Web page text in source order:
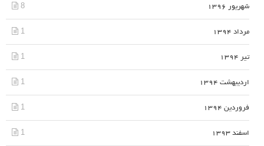
شهریور 1396 8
مرداد 1394 1
تیر 1394 1
اردیبهشت 1394 1
فروردین 1394 1
اسفند 1393 1